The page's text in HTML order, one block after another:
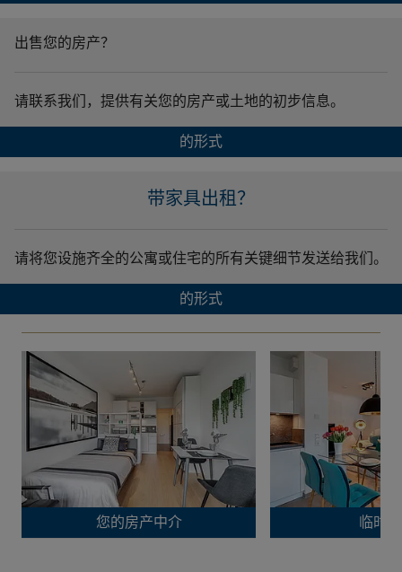
出售您的房产？
请联系我们，提供有关您的房产或土地的初步信息。
的形式
带家具出租？
请将您设施齐全的公寓或住宅的所有关键细节发送给我们。
的形式
您的房产中介 临时